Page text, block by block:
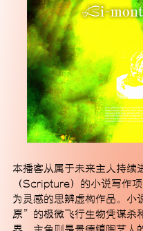
本播客从属于未来主人持续
（Scripture）的小说写作
为灵感的思辨虚构作品。
原”的极微飞行生物凭谋杀